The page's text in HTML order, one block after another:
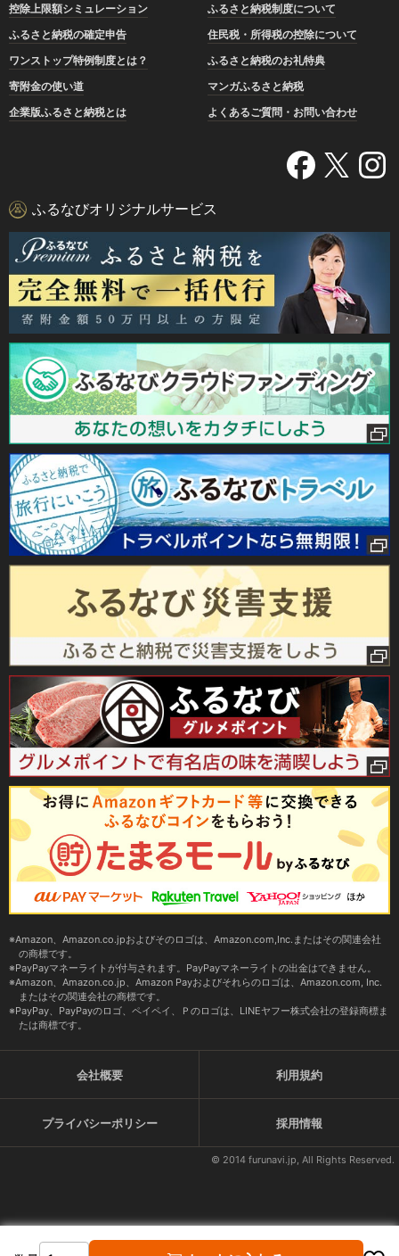
控除上限額シミュレーション
ふるさと納税制度について
ふるさと納税の確定申告
住民税・所得税の控除について
ワンストップ特例制度とは？
ふるさと納税のお礼特典
寄附金の使い道
マンガふるさと納税
企業版ふるさと納税とは
よくあるご質問・お問い合わせ
ふるなびオリジナルサービス
Amazon、Amazon.co.jpおよびそのロゴは、Amazon.com,Inc.またはその関連会社
の商標です。
PayPayマネーライトが付与されます。PayPayマネーライトの出金はできません。
Amazon、Amazon.co.jp、Amazon Payおよびそれらのロゴは、Amazon.com, Inc.
またはその関連会社の商標です。
PayPay、PayPayのロゴ、ペイペイ、Ｐのロゴは、LINEヤフー株式会社の登録商標ま
たは商標です。
会社概要 利用規約
プライバシーポリシー 採用情報
© 2014 furunavi.jp, All Rights Reserved.